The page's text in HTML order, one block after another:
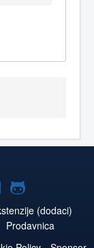
Joomla!
na
GitHub
(dodaci)
Prodavnica